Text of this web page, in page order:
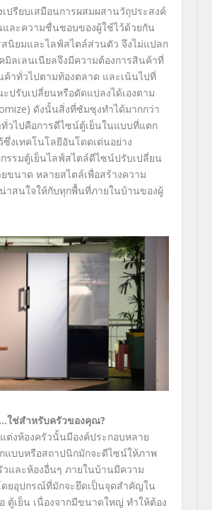
ปรียบเสมือนการผสมผสานวัถุประสงค์
และความชื่นชอบของผู้ใช้ไว้ด้วยกัน
สนิยมและไลฟ์สไตล์ส่วนตัว จึงไม่แปลก
มิลเลนเนียลจึงมีความต้องการสินค้าที่
ค้าทั่วไปตามท้องตลาด และเน้นไปที่
ปรับเปลี่ยนหรือดัดแปลงได้เองตาม
ดังนั้นสิ่งที่ซัมซุงทำได้มากกว่า
ทั่วไปคือการดีไซน์ตู้เย็นในแบบที่แตก
ซึ่งเทคโนโลยีอันโดดเด่นอย่าง
รรมตู้เย็นไลฟ์สไตล์ดีไซน์ปรับเปลี่ยน
ขนาด หลายสไตล์เพื่อสร้างความ
าสนใจให้กับทุกพื้นที่ภายในบ้านของผู้
ใช่สำหรับครัวของคุณ?
ต่งห้องครัวนั้นมีองค์ประกอบหลาย
แบบหรือสถาปนิกมักจะดีไซน์ให้ภาพ
วและห้องอื่นๆ ภายในบ้านมีความ
ยอุปกรณ์ที่มักจะยึดเป็นจุดสำคัญใน
ตู้เย็น เนื่องจากมีขนาดใหญ่ ทำให้ต้อง